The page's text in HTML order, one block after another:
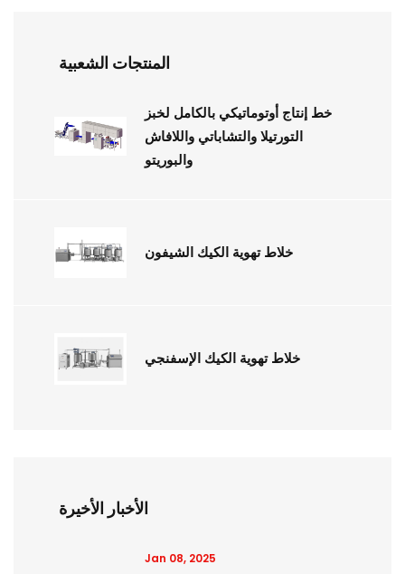
المنتجات الشعبية
خط إنتاج أوتوماتيكي بالكامل لخبز
التورتيلا والتشاباتي واللافاش
والبوريتو
خلاط تهوية الكيك الشيفون
خلاط تهوية الكيك الإسفنجي
الأخبار الأخيرة
Jan 08, 2025